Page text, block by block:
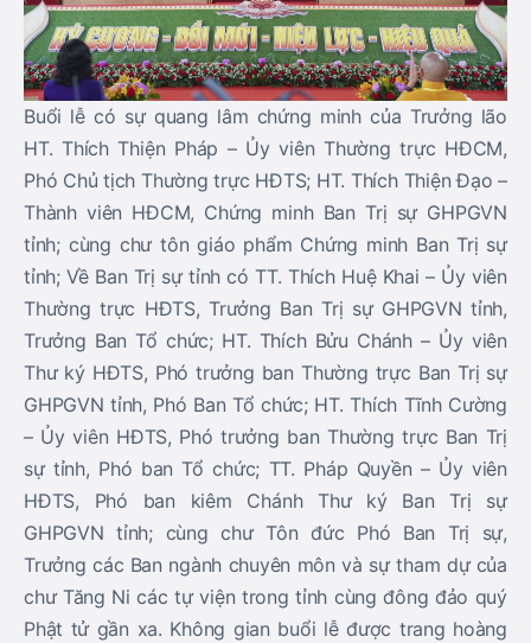
Buổi lễ có sự quang lâm chứng minh của Trưởng lão
HT. Thích Thiện Pháp – Ủy viên Thường trực HĐCM,
Phó Chủ tịch Thường trực HĐTS; HT. Thích Thiện Đạo –
Thành viên HĐCM, Chứng minh Ban Trị sự GHPGVN
tỉnh; cùng chư tôn giáo phẩm Chứng minh Ban Trị sự
tỉnh; Về Ban Trị sự tỉnh có TT. Thích Huệ Khai – Ủy viên
Thường trực HĐTS, Trưởng Ban Trị sự GHPGVN tỉnh,
Trưởng Ban Tổ chức; HT. Thích Bửu Chánh – Ủy viên
Thư ký HĐTS, Phó trưởng ban Thường trực Ban Trị sự
GHPGVN tỉnh, Phó Ban Tổ chức; HT. Thích Tĩnh Cường
– Ủy viên HĐTS, Phó trưởng ban Thường trực Ban Trị
sự tỉnh, Phó ban Tổ chức; TT. Pháp Quyền – Ủy viên
HĐTS, Phó ban kiêm Chánh Thư ký Ban Trị sự
GHPGVN tỉnh; cùng chư Tôn đức Phó Ban Trị sự,
Trưởng các Ban ngành chuyên môn và sự tham dự của
chư Tăng Ni các tự viện trong tỉnh cùng đông đảo quý
Phật tử gần xa. Không gian buổi lễ được trang hoàng